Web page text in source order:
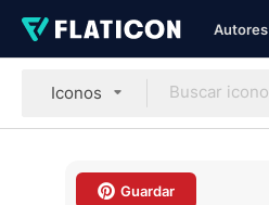
Autores
Iconos
Guardar